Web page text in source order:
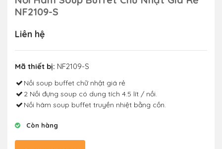
NF2109-S
Liên hệ
Mã thiết bị: NF2109-S
Nồi soup buffet chữ nhật giá rẻ
2 Nồi đựng soup có dung tích 4.5 lít / nồi.
Nồi hâm soup buffet truyền nhiệt bằng cồn.
Còn hàng